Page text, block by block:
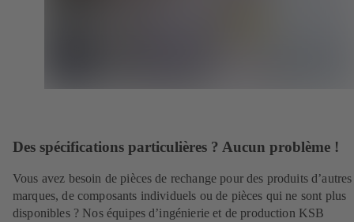
Des spécifications particulières ? Aucun problème !
Vous avez besoin de pièces de rechange pour des produits d’autres
marques, de composants individuels ou de pièces qui ne sont plus
disponibles ? Nos équipes d’ingénierie et de production KSB